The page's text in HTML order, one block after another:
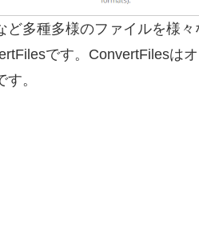
ど多種多様のファイルを様
です。ConvertFilesは
。